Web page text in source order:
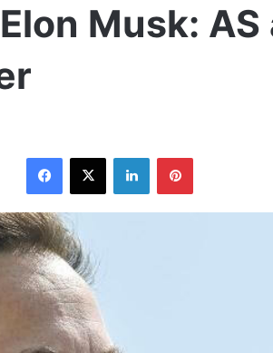
Musk: AS
Facebook
X LinkedInPinterest